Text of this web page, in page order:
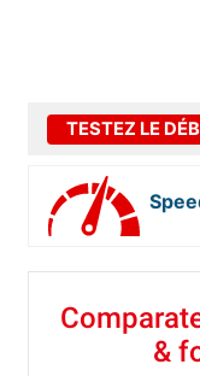
TESTEZ LE
&